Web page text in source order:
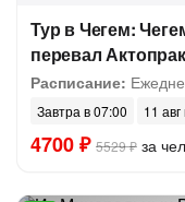
Тур в Чегем:
перевал
Расписание:
Завтра в 07:00 11
4700 ₽ 5529 ₽ за